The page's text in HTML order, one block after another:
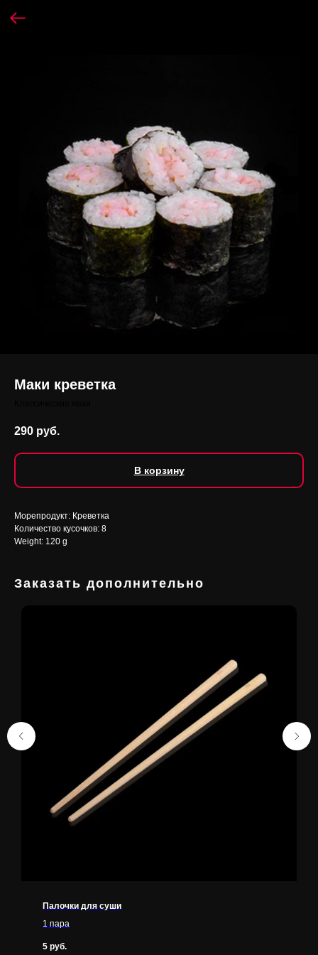
Маки креветка
290 руб.
В корзину
Морепродукт: Креветка
Количество кусочков: 8
Weight: 120 g
Заказать дополнительно
Палочки для суши
1 пара
5 руб.